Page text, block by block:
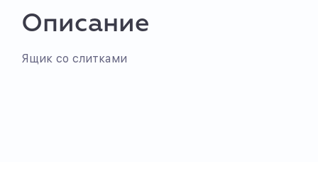
Описание
Ящик со слитками